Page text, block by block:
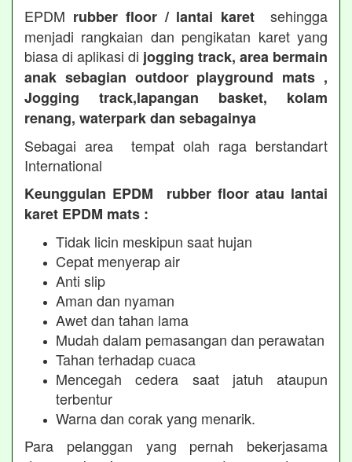
EPDM rubber floor / lantai karet sehingga
menjadi rangkaian dan pengikatan karet yang
biasa di aplikasi di jogging track, area bermain
anak sebagian outdoor playground mats ,
Jogging track,lapangan basket, kolam
renang, waterpark dan sebagainya
Sebagai area tempat olah raga berstandart
International
Keunggulan EPDM rubber floor atau lantai
karet EPDM mats :
Tidak licin meskipun saat hujan
Cepat menyerap air
Anti slip
Aman dan nyaman
Awet dan tahan lama
Mudah dalam pemasangan dan perawatan
Tahan terhadap cuaca
Mencegah cedera saat jatuh ataupun
terbentur
Warna dan corak yang menarik.
Para pelanggan yang pernah bekerjasama